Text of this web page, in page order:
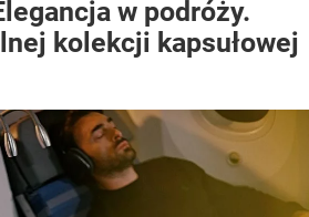
w podróży.
kolekcji kapsułowej